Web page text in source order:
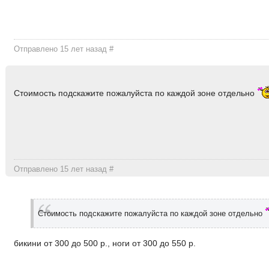
Отправлено 15 лет назад#
Стоимость подскажите пожалуйста по каждой зоне отдельно
Отправлено 15 лет назад#
Стоимость подскажите пожалуйста по каждой зоне отдельно
бикини от 300 до 500 р., ноги от 300 до 550 р.